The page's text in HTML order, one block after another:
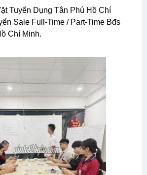
Sale Full-Time / Part-Time Bđs
Chí Minh.